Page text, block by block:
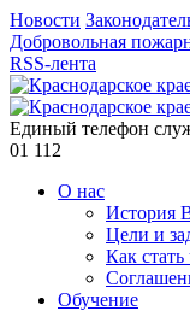
Новости
Добровольная
RSS-лента
Единый телефон
01 112
О нас
История
Цели и
Как
Обучение